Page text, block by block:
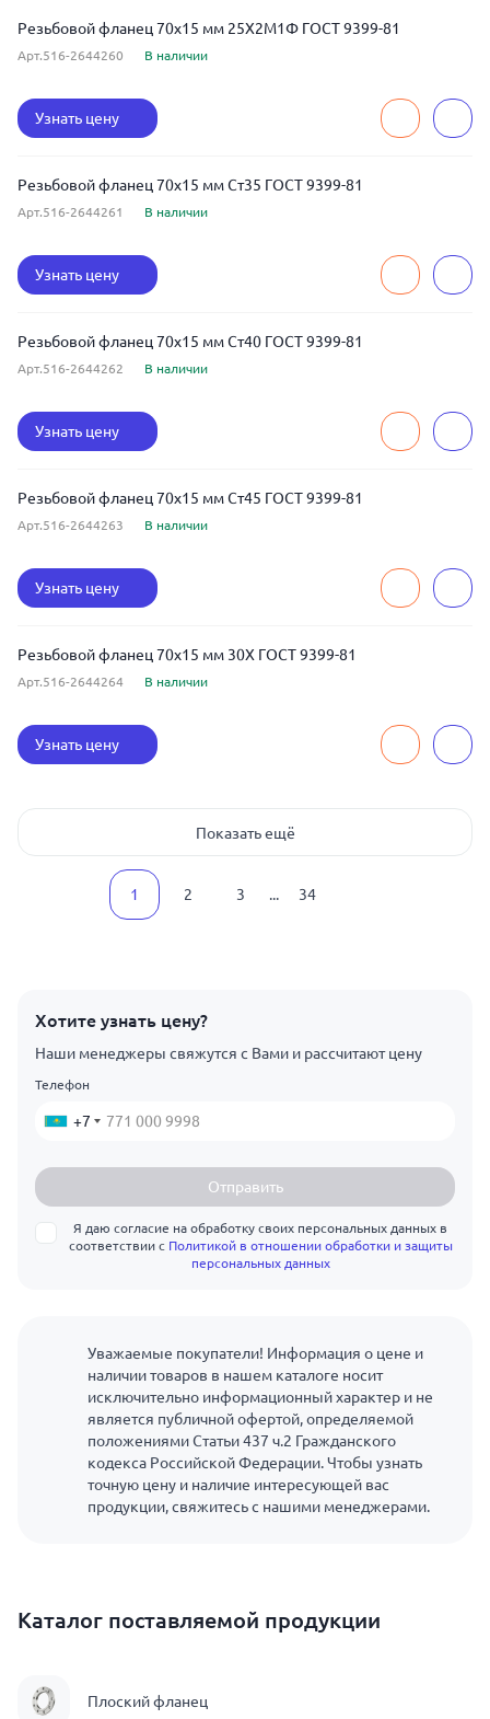
Резьбовой фланец 70x15 мм 25Х2М1Ф ГОСТ 9399-81
Арт.516-2644260 В наличии
Узнать цену
Резьбовой фланец 70x15 мм Ст35 ГОСТ 9399-81
Арт.516-2644261 В наличии
Узнать цену
Резьбовой фланец 70x15 мм Ст40 ГОСТ 9399-81
Арт.516-2644262 В наличии
Узнать цену
Резьбовой фланец 70x15 мм Ст45 ГОСТ 9399-81
Арт.516-2644263 В наличии
Узнать цену
Резьбовой фланец 70x15 мм 30Х ГОСТ 9399-81
Арт.516-2644264 В наличии
Узнать цену
Показать ещё
1 2 3 ... 34
Хотите узнать цену?
Наши менеджеры свяжутся с Вами и рассчитают цену
Телефон
+7
Отправить
Я даю согласие на обработку своих персональных данных в
соответствии с Политикой в отношении обработки и защиты
персональных данных
Уважаемые покупатели! Информация о цене и
наличии товаров в нашем каталоге носит
исключительно информационный характер и не
является публичной офертой, определяемой
положениями Статьи 437 ч.2 Гражданского
кодекса Российской Федерации. Чтобы узнать
точную цену и наличие интересующей вас
продукции, свяжитесь с нашими менеджерами.
Каталог поставляемой продукции
Плоский фланец